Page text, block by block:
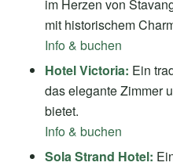
im Herzen von
mit historischem
Info & buchen
Hotel Victoria: Ein
das elegante Zimmer
bietet.
Info & buchen
Sola Strand Hotel: